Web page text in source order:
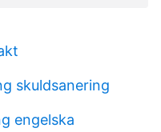
skuldsanering
engelska